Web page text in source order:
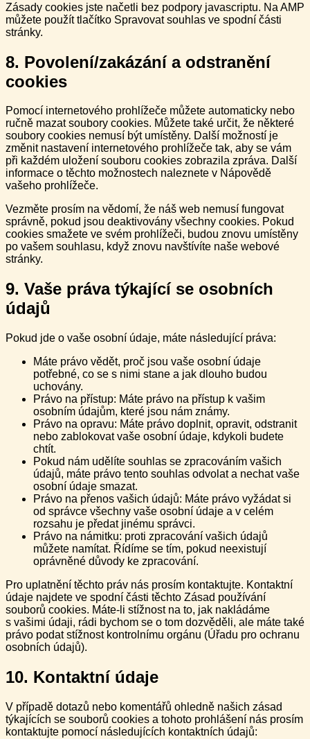
Zásady cookies jste načetli bez podpory javascriptu. Na AMP
můžete použít tlačítko Spravovat souhlas ve spodní části
stránky.
8. Povolení/zakázání a odstranění
cookies
Pomocí internetového prohlížeče můžete automaticky nebo
ručně mazat soubory cookies. Můžete také určit, že některé
soubory cookies nemusí být umístěny. Další možností je
změnit nastavení internetového prohlížeče tak, aby se vám
při každém uložení souboru cookies zobrazila zpráva. Další
informace o těchto možnostech naleznete v Nápovědě
vašeho prohlížeče.
Vezměte prosím na vědomí, že náš web nemusí fungovat
správně, pokud jsou deaktivovány všechny cookies. Pokud
cookies smažete ve svém prohlížeči, budou znovu umístěny
po vašem souhlasu, když znovu navštívíte naše webové
stránky.
9. Vaše práva týkající se osobních
údajů
Pokud jde o vaše osobní údaje, máte následující práva:
Máte právo vědět, proč jsou vaše osobní údaje
potřebné, co se s nimi stane a jak dlouho budou
uchovány.
Právo na přístup: Máte právo na přístup k vašim
osobním údajům, které jsou nám známy.
Právo na opravu: Máte právo doplnit, opravit, odstranit
nebo zablokovat vaše osobní údaje, kdykoli budete
chtít.
Pokud nám udělíte souhlas se zpracováním vašich
údajů, máte právo tento souhlas odvolat a nechat vaše
osobní údaje smazat.
Právo na přenos vašich údajů: Máte právo vyžádat si
od správce všechny vaše osobní údaje a v celém
rozsahu je předat jinému správci.
Právo na námitku: proti zpracování vašich údajů
můžete namítat. Řídíme se tím, pokud neexistují
oprávněné důvody ke zpracování.
Pro uplatnění těchto práv nás prosím kontaktujte. Kontaktní
údaje najdete ve spodní části těchto Zásad používání
souborů cookies. Máte-li stížnost na to, jak nakládáme
s vašimi údaji, rádi bychom se o tom dozvěděli, ale máte také
právo podat stížnost kontrolnímu orgánu (Úřadu pro ochranu
osobních údajů).
10. Kontaktní údaje
V případě dotazů nebo komentářů ohledně našich zásad
týkajících se souborů cookies a tohoto prohlášení nás prosím
kontaktujte pomocí následujících kontaktních údajů: